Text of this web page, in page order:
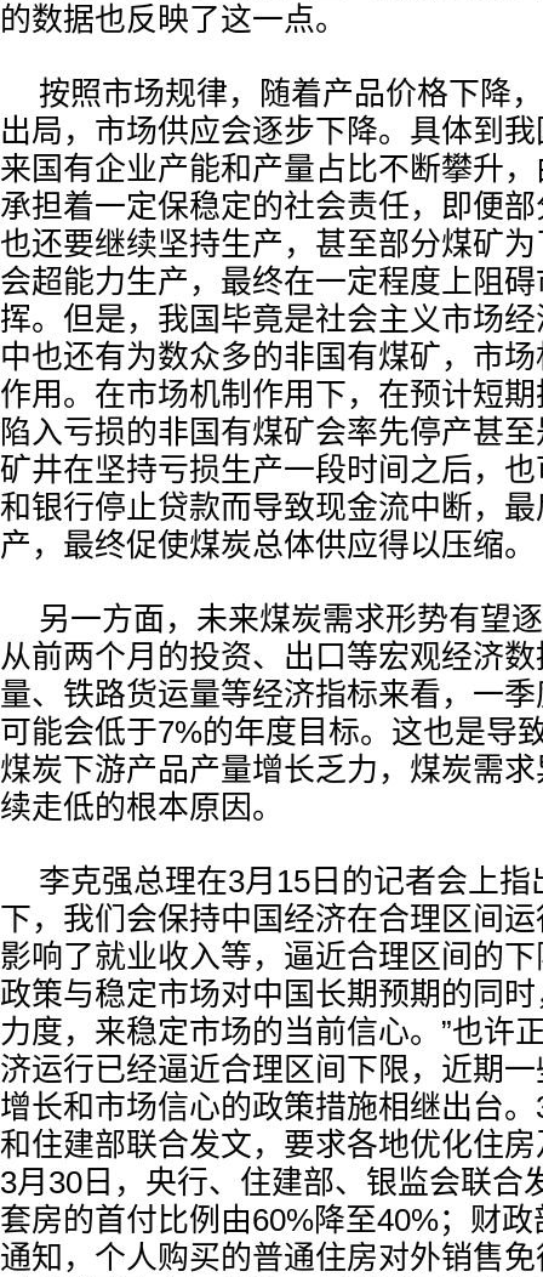
的数据也反映了这一点。
按照市场规律，随着产品价格下降
出局，市场供应会逐步下降。具体到
来国有企业产能和产量占比不断攀升
承担着一定保稳定的社会责任，即便
也还要继续坚持生产，甚至部分煤矿
会超能力生产，最终在一定程度上阻
挥。但是，我国毕竟是社会主义市场
中也还有为数众多的非国有煤矿，市
作用。在市场机制作用下，在预计短
陷入亏损的非国有煤矿会率先停产甚
矿井在坚持亏损生产一段时间之后，
和银行停止贷款而导致现金流中断，
产，最终促使煤炭总体供应得以压缩。
另一方面，未来煤炭需求形势有望
从前两个月的投资、出口等宏观经济
量、铁路货运量等经济指标来看，一
可能会低于7%的年度目标。这也是导
煤炭下游产品产量增长乏力，煤炭需
续走低的根本原因。
李克强总理在3月15日的记者会上指
下，我们会保持中国经济在合理区间
影响了就业收入等，逼近合理区间的
政策与稳定市场对中国长期预期的同
力度，来稳定市场的当前信心。”也许
济运行已经逼近合理区间下限，近期
增长和市场信心的政策措施相继出台
和住建部联合发文，要求各地优化住
3月30日，央行、住建部、银监会联合
套房的首付比例由60%降至40%；财
通知，个人购买的普通住房对外销售